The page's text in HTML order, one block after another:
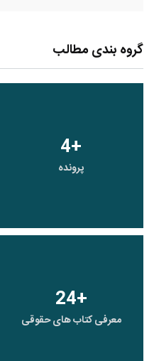
گروه بندی مطالب
4+
پرونده
24+
معرفی کتاب های حقوقی